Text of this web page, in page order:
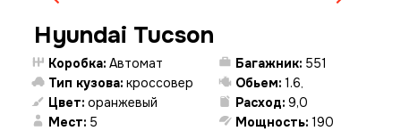
Hyundai Tucson
Коробка: Автомат
Тип кузова: кроссовер
Цвет: оранжевый
Мест: 5
Багажник: 551
Обьем: 1.6,
Расход: 9,0
Мощность: 190